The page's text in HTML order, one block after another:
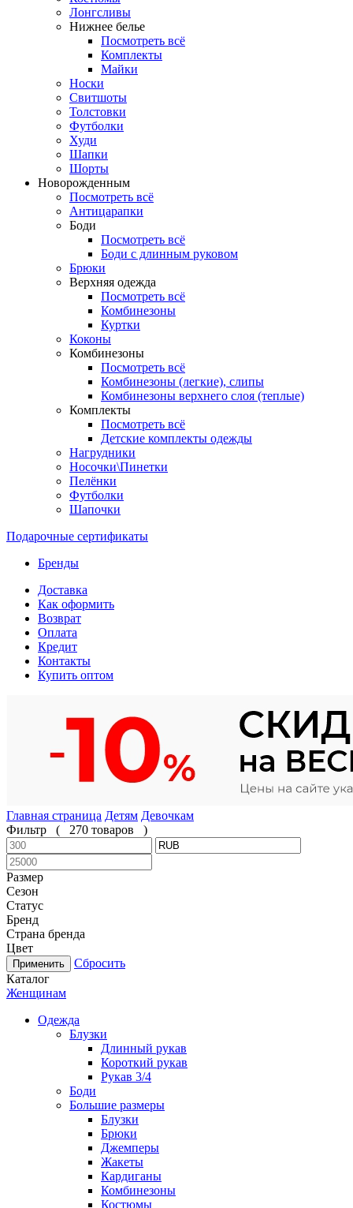
Лонгсливы
Нижнее белье
Посмотреть всё
Комплекты
Майки
Носки
Свитшоты
Толстовки
Футболки
Худи
Шапки
Шорты
Новорожденным
Посмотреть всё
Антицарапки
Боди
Посмотреть всё
Боди с длинным руковом
Брюки
Верхняя одежда
Посмотреть всё
Комбинезоны
Куртки
Коконы
Комбинезоны
Посмотреть всё
Комбинезоны (легкие), слипы
Комбинезоны верхнего слоя (теплые)
Комплекты
Посмотреть всё
Детские комплекты одежды
Нагрудники
Носочки\Пинетки
Пелёнки
Футболки
Шапочки
Подарочные сертификаты
Бренды
Доставка
Как оформить
Возврат
Оплата
Кредит
Контакты
Купить оптом
Главная страница Детям Девочкам
Фильтр
( 270 товаров )
Размер
Сезон
Статус
Бренд
Страна бренда
Цвет
Сбросить
Каталог
Женщинам
Одежда
Блузки
Длинный рукав
Короткий рукав
Рукав 3/4
Боди
Большие размеры
Блузки
Брюки
Джемперы
Жакеты
Кардиганы
Комбинезоны
Костюмы